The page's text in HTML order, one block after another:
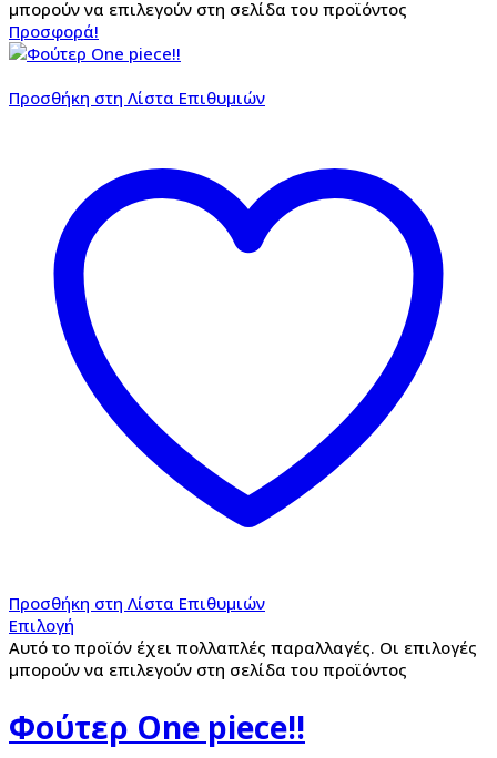
μπορούν να επιλεγούν στη σελίδα του προϊόντος
Προσφορά!
Προσθήκη στη Λίστα Επιθυμιών
Προσθήκη στη Λίστα Επιθυμιών
Επιλογή
Αυτό το προϊόν έχει πολλαπλές παραλλαγές. Οι επιλογές
μπορούν να επιλεγούν στη σελίδα του προϊόντος
Φούτερ One piece!!